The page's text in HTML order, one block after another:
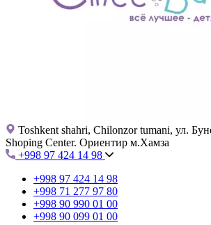
Toshkent shahri, Chilonzor tumani, ул.
Shoping Center. Ориентир м.Хамза
+998 97 424 14 98
+998 97 424 14 98
+998 71 277 97 80
+998 90 990 01 00
+998 90 099 01 00